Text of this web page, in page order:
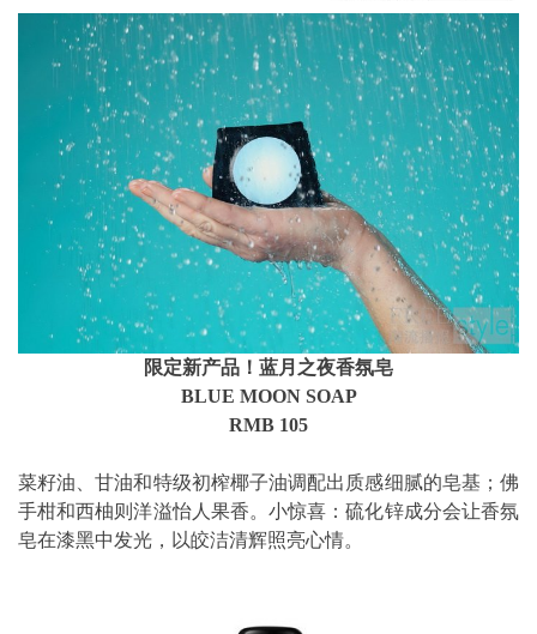
限定新产品！蓝月之夜香氛皂
BLUE MOON SOAP
RMB 105
菜籽油、甘油和特级初榨椰子油调配出质感细腻的皂基； 佛
手柑和西柚则洋溢怡人果香。小惊喜：硫化锌成分会让香氛
皂在漆黑中发光，以皎洁清辉照亮心情。